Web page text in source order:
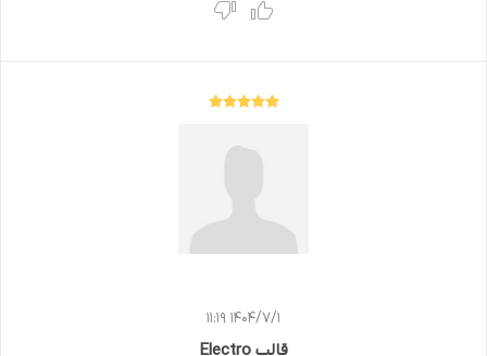
1404/7/1 11:19
قالب Electro